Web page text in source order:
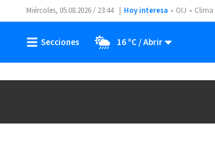
Miércoles, 05.08.2026 / 23:44 Hoy interesa OIJ Clima
16 ºC